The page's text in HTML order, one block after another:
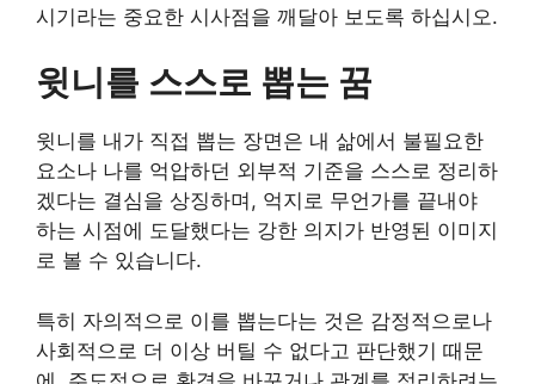
시기라는 중요한 시사점을 깨달아 보도록 하십시오.
윗니를 스스로 뽑는 꿈
윗니를 내가 직접 뽑는 장면은 내 삶에서 불필요한
요소나 나를 억압하던 외부적 기준을 스스로 정리하
겠다는 결심을 상징하며, 억지로 무언가를 끝내야
하는 시점에 도달했다는 강한 의지가 반영된 이미지
로 볼 수 있습니다.
특히 자의적으로 이를 뽑는다는 것은 감정적으로나
사회적으로 더 이상 버틸 수 없다고 판단했기 때문